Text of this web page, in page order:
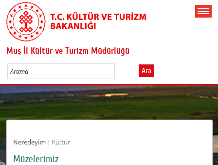
Muş İl Kültür ve Turizm Müdürlüğü
Ara
Neredeyim : Kültür
Müzelerimiz